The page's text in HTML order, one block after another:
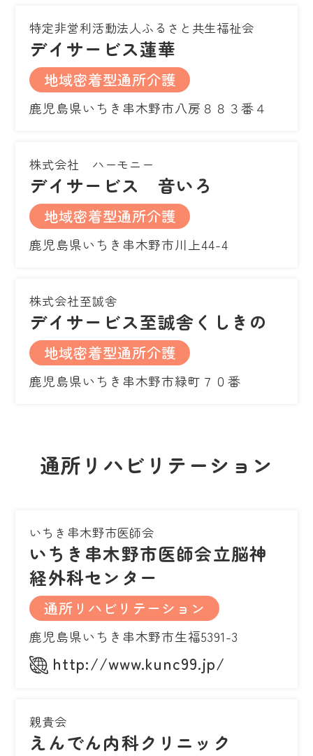
特定非営利活動法人ふるさと共生福祉会
デイサービス蓮華
地域密着型通所介護
鹿児島県いちき串木野市八房８８３番４
株式会社 ハーモニー
デイサービス 音いろ
地域密着型通所介護
鹿児島県いちき串木野市川上44-4
株式会社至誠舎
デイサービス至誠舎くしきの
地域密着型通所介護
鹿児島県いちき串木野市緑町７０番
通所リハビリテーション
いちき串木野市医師会
いちき串木野市医師会立脳神
経外科センター
通所リハビリテーション
鹿児島県いちき串木野市生福5391-3
http://www.kunc99.jp/
親貴会
えんでん内科クリニック